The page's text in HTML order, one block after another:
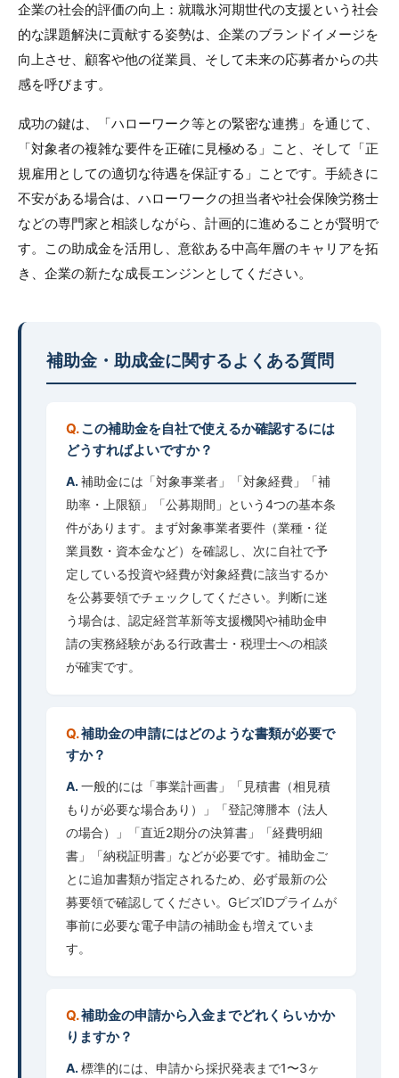
企業の社会的評価の向上：就職氷河期世代の支援という社会
的な課題解決に貢献する姿勢は、企業のブランドイメージを
向上させ、顧客や他の従業員、そして未来の応募者からの共
感を呼びます。
成功の鍵は、「ハローワーク等との緊密な連携」を通じて、
「対象者の複雑な要件を正確に見極める」こと、そして「正
規雇用としての適切な待遇を保証する」ことです。手続きに
不安がある場合は、ハローワークの担当者や社会保険労務士
などの専門家と相談しながら、計画的に進めることが賢明で
す。この助成金を活用し、意欲ある中高年層のキャリアを拓
き、企業の新たな成長エンジンとしてください。
補助金・助成金に関するよくある質問
この補助金を自社で使えるか確認するには
どうすればよいですか？
補助金には「対象事業者」「対象経費」「補
助率・上限額」「公募期間」という4つの基本条
件があります。まず対象事業者要件（業種・従
業員数・資本金など）を確認し、次に自社で予
定している投資や経費が対象経費に該当するか
を公募要領でチェックしてください。判断に迷
う場合は、認定経営革新等支援機関や補助金申
請の実務経験がある行政書士・税理士への相談
が確実です。
補助金の申請にはどのような書類が必要で
すか？
一般的には「事業計画書」「見積書（相見積
もりが必要な場合あり）」「登記簿謄本（法人
の場合）」「直近2期分の決算書」「経費明細
書」「納税証明書」などが必要です。補助金ご
とに追加書類が指定されるため、必ず最新の公
募要領で確認してください。GビズIDプライムが
事前に必要な電子申請の補助金も増えていま
す。
補助金の申請から入金までどれくらいかか
りますか？
標準的には、申請から採択発表まで1〜3ヶ